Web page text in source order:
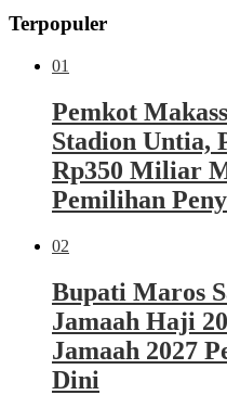
Terpopuler
01
Pemkot
Stadion Untia,
Rp350 Miliar
Pemilihan
02
Bupati Maros
Jamaah Haji
Jamaah 2027
Dini